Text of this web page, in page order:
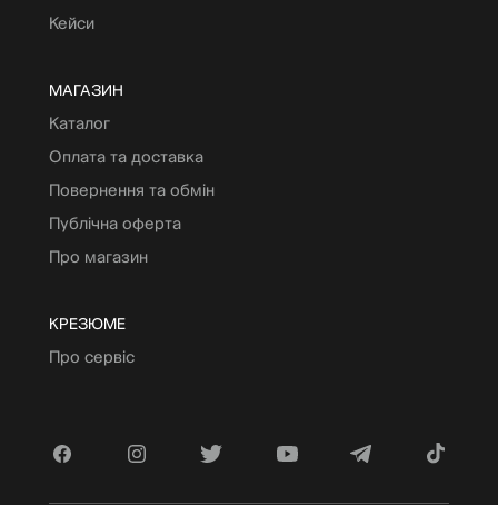
Кейси
МАГАЗИН
Каталог
Оплата та доставка
Повернення та обмін
Публічна оферта
Про магазин
КРЕЗЮМЕ
Про сервіс